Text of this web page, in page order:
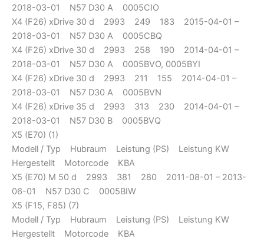
2018-03-01 N57 D30 A 0005CIO
X4 (F26) xDrive 30 d 2993 249 183 2015-04-01 –
2018-03-01 N57 D30 A 0005CBQ
X4 (F26) xDrive 30 d 2993 258 190 2014-04-01 –
2018-03-01 N57 D30 A 0005BVO, 0005BYI
X4 (F26) xDrive 30 d 2993 211 155 2014-04-01 –
2018-03-01 N57 D30 A 0005BVN
X4 (F26) xDrive 35 d 2993 313 230 2014-04-01 –
2018-03-01 N57 D30 B 0005BVQ
X5 (E70) (1)
Modell / Typ Hubraum Leistung (PS) Leistung KW
Hergestellt Motorcode KBA
X5 (E70) M 50 d 2993 381 280 2011-08-01 – 2013-
06-01 N57 D30 C 0005BIW
X5 (F15, F85) (7)
Modell / Typ Hubraum Leistung (PS) Leistung KW
Hergestellt Motorcode KBA